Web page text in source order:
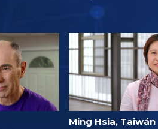
Ming Hsia, Taiwán